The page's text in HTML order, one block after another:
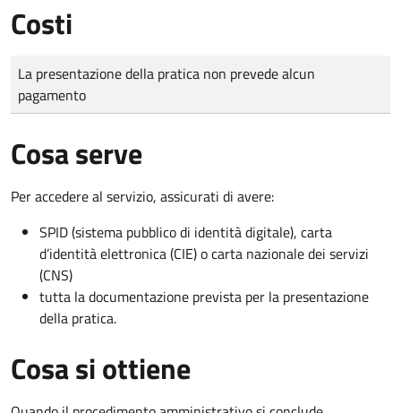
Costi
Tipo di pagamento
Importo
La presentazione della pratica non prevede alcun
pagamento
Cosa serve
Per accedere al servizio, assicurati di avere:
SPID (sistema pubblico di identità digitale), carta
d’identità elettronica (CIE) o carta nazionale dei servizi
(CNS)
tutta la documentazione prevista per la presentazione
della pratica.
Cosa si ottiene